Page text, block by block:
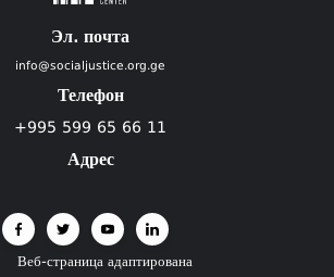
Эл. почта
info@socialjustice.org.ge
Телефон
+995 599 65 66 11
Адрес
Веб-страница адаптирована